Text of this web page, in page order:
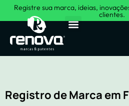
Registre sua marca, ideias,
clientes.
Registro de Marca em